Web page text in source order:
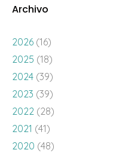
Archivo
2026 (16)
2025 (18)
2024 (39)
2023 (39)
2022 (28)
2021 (41)
2020 (48)